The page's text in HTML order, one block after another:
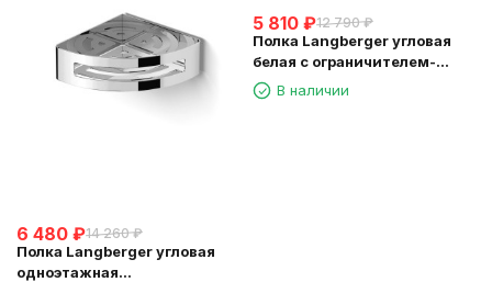
6 480 ₽14 260 ₽
Полка Langberger угловая
одноэтажная
5 810 ₽12 790 ₽
Полка Langberger угловая
белая с ограничителем-
скребок 73451-WH
В наличии